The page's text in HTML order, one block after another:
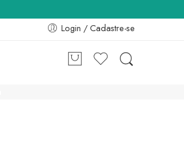
Login / Cadastre-se